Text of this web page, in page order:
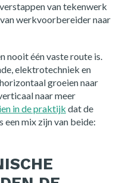
van tekenwerk
werkvoorbereider naar
nooit één vaste route is.
elektrotechniek en
groeien naar
naar meer
in de praktijk dat de
een mix zijn van beide: